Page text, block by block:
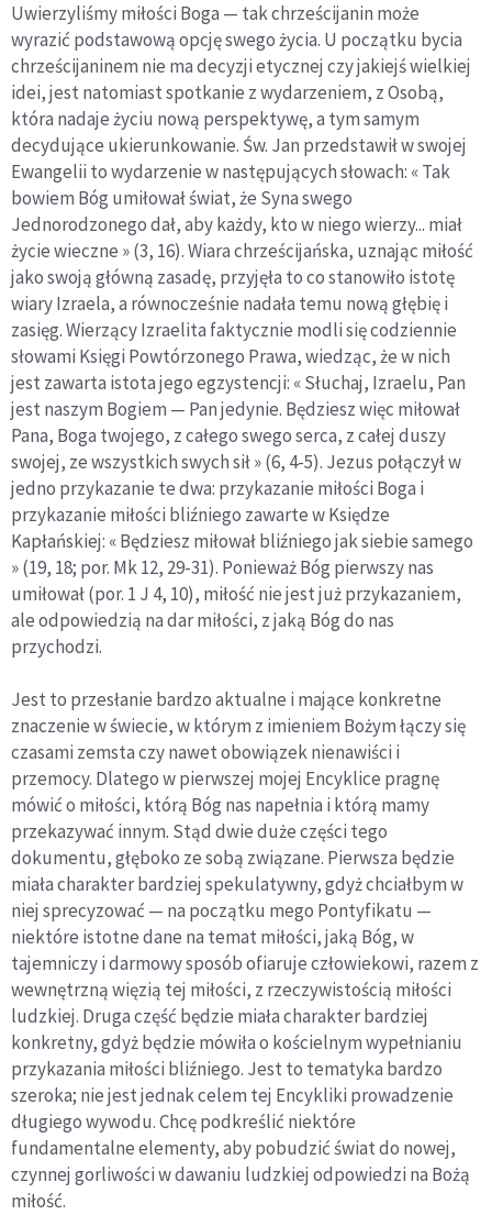
Uwierzyliśmy miłości Boga — tak chrześcijanin może
wyrazić podstawową opcję swego życia. U początku bycia
chrześcijaninem nie ma decyzji etycznej czy jakiejś wielkiej
idei, jest natomiast spotkanie z wydarzeniem, z Osobą,
która nadaje życiu nową perspektywę, a tym samym
decydujące ukierunkowanie. Św. Jan przedstawił w swojej
Ewangelii to wydarzenie w następujących słowach: « Tak
bowiem Bóg umiłował świat, że Syna swego
Jednorodzonego dał, aby każdy, kto w niego wierzy... miał
życie wieczne » (3, 16). Wiara chrześcijańska, uznając miłość
jako swoją główną zasadę, przyjęła to co stanowiło istotę
wiary Izraela, a równocześnie nadała temu nową głębię i
zasięg. Wierzący Izraelita faktycznie modli się codziennie
słowami Księgi Powtórzonego Prawa, wiedząc, że w nich
jest zawarta istota jego egzystencji: « Słuchaj, Izraelu, Pan
jest naszym Bogiem — Pan jedynie. Będziesz więc miłował
Pana, Boga twojego, z całego swego serca, z całej duszy
swojej, ze wszystkich swych sił » (6, 4-5). Jezus połączył w
jedno przykazanie te dwa: przykazanie miłości Boga i
przykazanie miłości bliźniego zawarte w Księdze
Kapłańskiej: « Będziesz miłował bliźniego jak siebie samego
» (19, 18; por. Mk 12, 29-31). Ponieważ Bóg pierwszy nas
umiłował (por. 1 J 4, 10), miłość nie jest już przykazaniem,
ale odpowiedzią na dar miłości, z jaką Bóg do nas
przychodzi.
Jest to przesłanie bardzo aktualne i mające konkretne
znaczenie w świecie, w którym z imieniem Bożym łączy się
czasami zemsta czy nawet obowiązek nienawiści i
przemocy. Dlatego w pierwszej mojej Encyklice pragnę
mówić o miłości, którą Bóg nas napełnia i którą mamy
przekazywać innym. Stąd dwie duże części tego
dokumentu, głęboko ze sobą związane. Pierwsza będzie
miała charakter bardziej spekulatywny, gdyż chciałbym w
niej sprecyzować — na początku mego Pontyfikatu —
niektóre istotne dane na temat miłości, jaką Bóg, w
tajemniczy i darmowy sposób ofiaruje człowiekowi, razem z
wewnętrzną więzią tej miłości, z rzeczywistością miłości
ludzkiej. Druga część będzie miała charakter bardziej
konkretny, gdyż będzie mówiła o kościelnym wypełnianiu
przykazania miłości bliźniego. Jest to tematyka bardzo
szeroka; nie jest jednak celem tej Encykliki prowadzenie
długiego wywodu. Chcę podkreślić niektóre
fundamentalne elementy, aby pobudzić świat do nowej,
czynnej gorliwości w dawaniu ludzkiej odpowiedzi na Bożą
miłość.